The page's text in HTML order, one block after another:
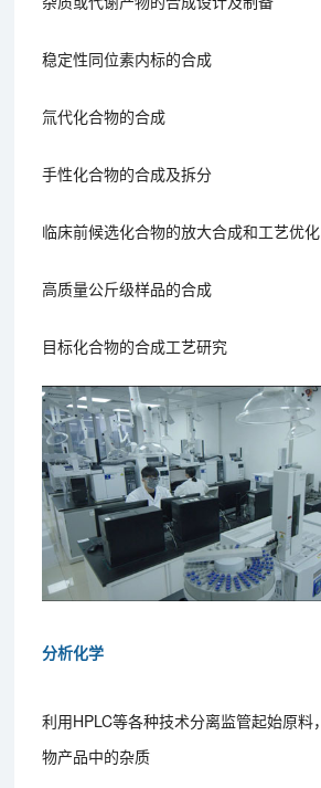
稳定性同位素内标的合成
氚代化合物的合成
手性化合物的合成及拆分
临床前候选化合物的放大合成和工艺优化
高质量公斤级样品的合成
目标化合物的合成工艺研究
分析化学
利用HPLC等各种技术分离监管起始原料
物产品中的杂质